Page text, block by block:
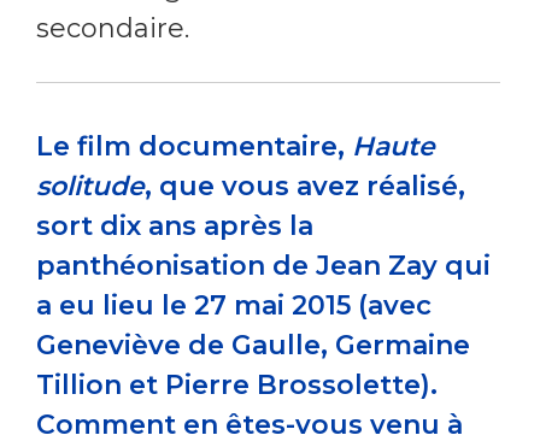
secondaire.
Le film documentaire, Haute
solitude, que vous avez réalisé,
sort dix ans après la
panthéonisation de Jean Zay qui
a eu lieu le 27 mai 2015 (avec
Geneviève de Gaulle, Germaine
Tillion et Pierre Brossolette).
Comment en êtes-vous venu à